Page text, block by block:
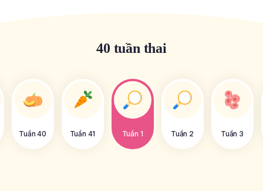
40 tuần thai
Tuần 40 Tuần 41 Tuần 1 Tuần 2 Tuần 3